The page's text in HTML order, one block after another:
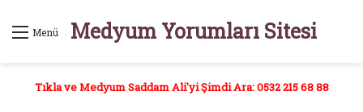
Menü Medyum Yorumları Sitesi
Tıkla ve Medyum Saddam Ali'yi Şimdi Ara: 0532 215 68 88